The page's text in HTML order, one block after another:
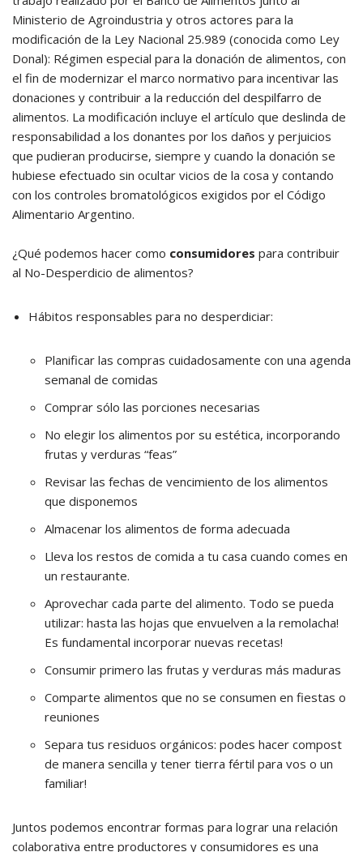
Ministerio de Agroindustria y otros actores para la
modificación de la Ley Nacional 25.989 (conocida como Ley
Donal): Régimen especial para la donación de alimentos, con
el fin de modernizar el marco normativo para incentivar las
donaciones y contribuir a la reducción del despilfarro de
alimentos. La modificación incluye el artículo que deslinda de
responsabilidad a los donantes por los daños y perjuicios
que pudieran producirse, siempre y cuando la donación se
hubiese efectuado sin ocultar vicios de la cosa y contando
con los controles bromatológicos exigidos por el Código
Alimentario Argentino.
¿Qué podemos hacer como consumidores para contribuir
al No-Desperdicio de alimentos?
Hábitos responsables para no desperdiciar:
Planificar las compras cuidadosamente con una agenda
semanal de comidas
Comprar sólo las porciones necesarias
No elegir los alimentos por su estética, incorporando
frutas y verduras “feas”
Revisar las fechas de vencimiento de los alimentos
que disponemos
Almacenar los alimentos de forma adecuada
Lleva los restos de comida a tu casa cuando comes en
un restaurante.
Aprovechar cada parte del alimento. Todo se pueda
utilizar: hasta las hojas que envuelven a la remolacha!
Es fundamental incorporar nuevas recetas!
Consumir primero las frutas y verduras más maduras
Comparte alimentos que no se consumen en fiestas o
reuniones
Separa tus residuos orgánicos: podes hacer compost
de manera sencilla y tener tierra fértil para vos o un
familiar!
Juntos podemos encontrar formas para lograr una relación
colaborativa entre productores y consumidores es una